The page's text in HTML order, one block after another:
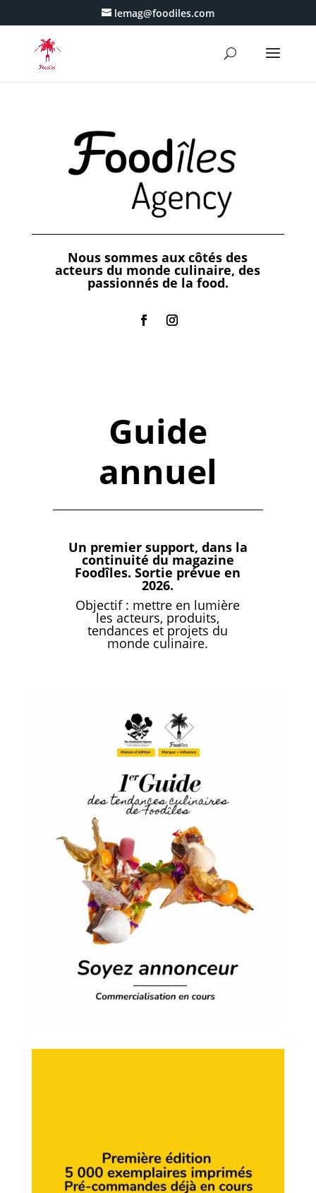
lemag@foodiles.com
Nous sommes aux côtés des
acteurs du monde culinaire, des
passionnés de la food.
Guide
annuel
Un premier support, dans la
continuité du magazine
Foodîles. Sortie prévue en
2026.
Objectif : mettre en lumière
les acteurs, produits,
tendances et projets du
monde culinaire.